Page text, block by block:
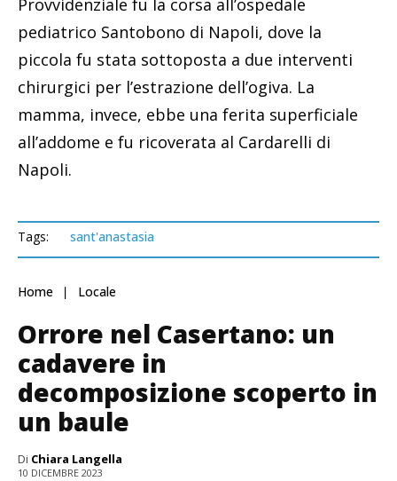
Provvidenziale fu la corsa all’ospedale
pediatrico Santobono di Napoli, dove la
piccola fu stata sottoposta a due interventi
chirurgici per l’estrazione dell’ogiva. La
mamma, invece, ebbe una ferita superficiale
all’addome e fu ricoverata al Cardarelli di
Napoli.
Tags: sant'anastasia
Home Locale
Orrore nel Casertano: un
cadavere in
decomposizione scoperto in
un baule
Di Chiara Langella
10 DICEMBRE 2023